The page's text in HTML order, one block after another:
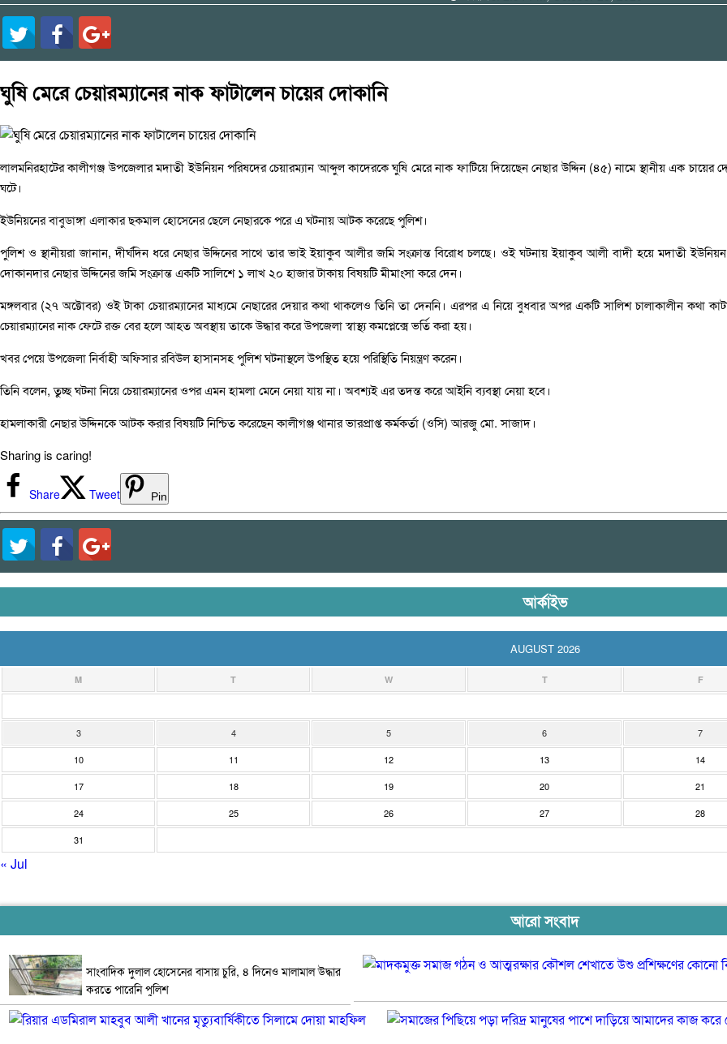
ঘুষি মেরে চেয়ারম্যানের নাক ফাটালেন চায়ের দোকানি
লালমনিরহাটের কালীগঞ্জ উপজেলার মদাতী ইউনিয়ন পরিষদের চেয়ারম্যান আব্দুল কাদেরকে ঘুষি মেরে নাক ফাটিয়ে দিয়েছেন নেছার উদ্দিন (৪৫) নামে স্থানীয় এক
ঘটে।
ইউনিয়নের বাবুডাঙ্গা এলাকার ছকমাল হোসেনের ছেলে নেছারকে পরে এ ঘটনায় আটক করেছে পুলিশ।
পুলিশ ও স্থানীয়রা জানান, দীর্ঘদিন ধরে নেছার উদ্দিনের সাথে তার ভাই ইয়াকুব আলীর জমি সংক্রান্ত বিরোধ চলছে। ওই ঘটনায় ইয়াকুব আলী বাদী হয়ে মদাতী
দোকানদার নেছার উদ্দিনের জমি সংক্রান্ত একটি সালিশে ১ লাখ ২০ হাজার টাকায় বিষয়টি মীমাংসা করে দেন।
মঙ্গলবার (২৭ অক্টোবর) ওই টাকা চেয়ারম্যানের মাধ্যমে নেছারের দেয়ার কথা থাকলেও তিনি তা দেননি। এরপর এ নিয়ে বুধবার অপর একটি সালিশ চালাকালীন কথা
চেয়ারম্যানের নাক ফেটে রক্ত বের হলে আহত অবস্থায় তাকে উদ্ধার করে উপজেলা স্বাস্থ্য কমপ্লেক্সে ভর্তি করা হয়।
খবর পেয়ে উপজেলা নির্বাহী অফিসার রবিউল হাসানসহ পুলিশ ঘটনাস্থলে উপস্থিত হয়ে পরিস্থিতি নিয়ন্ত্রণ করেন।
তিনি বলেন, তুচ্ছ ঘটনা নিয়ে চেয়ারম্যানের ওপর এমন হামলা মেনে নেয়া যায় না। অবশ্যই এর তদন্ত করে আইনি ব্যবস্থা নেয়া হবে।
হামলাকারী নেছার উদ্দিনকে আটক করার বিষয়টি নিশ্চিত করেছেন কালীগঞ্জ থানার ভারপ্রাপ্ত কর্মকর্তা (ওসি) আরজু মো. সাজাদ।
Sharing is caring!
Share Tweet Pin
আর্কাইভ
AUGUST 2026
M T W T F
3 4 5 6 7
10 11 12 13 14
17 18 19 20 21
24 25 26 27 28
31
« Jul
আরো সংবাদ
সাংবাদিক দুলাল হোসেনের বাসায় চুরি, ৪ দিনেও মালামাল উদ্ধার
করতে পারেনি পুলিশ
রিয়ার